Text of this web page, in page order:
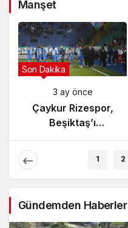
Manşet
Son Dakika
3 ay önce
Çaykur Rizespor,
Beşiktaş’ı
Ağırlıyor!
1 2
Gündemden Haberler